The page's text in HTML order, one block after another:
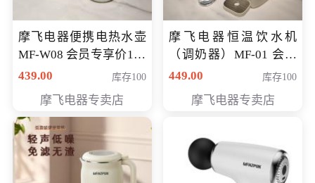
摩飞电器便携电热水壶
MF-W08 会员专享价198
元
439.00 库存100
摩飞电器专卖店
摩飞电器恒温饮水机
（调奶器）MF-01 会员
专享价366元
449.00 库存100
摩飞电器专卖店